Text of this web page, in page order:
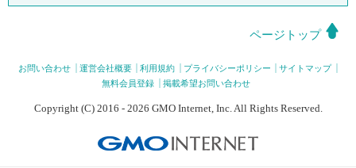
ページトップ
お問い合わせ 運営会社概要 利用規約 プライバシーポリシー
サイトマップ
無料会員登録
掲載希望お問い合わせ
Copyright (C) 2016 - 2026 GMO Internet, Inc. All Rights Reserved.